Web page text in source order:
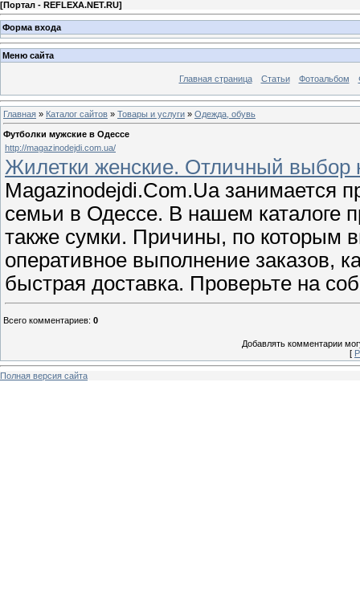
[Портал - REFLEXA.NET.RU]
Форма входа
Меню сайта
Главная страница Статьи Фотоальбом
Главная » Каталог сайтов » Товары и услуги » Одежда, обувь
Футболки мужские в Одессе
http://magazinodejdi.com.ua/
Жилетки женские. Отличный выбор
Magazinodejdi.Com.Ua занимается
семьи в Одессе. В нашем каталоге
также сумки. Причины, по которым
оперативное выполнение заказов,
быстрая доставка. Проверьте на
Всего комментариев: 0
Добавлять комментарии
[
Полная версия сайта